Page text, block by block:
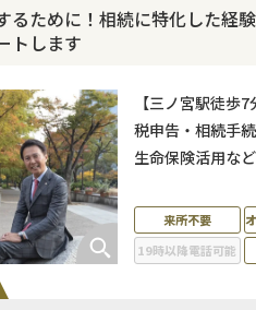
るために！相続に特化した経
トします
【三ノ宮駅徒歩
税申告・相続手
生命保険活用な
ポートも可能◆
意です。約40名
ます。相続・相
い。
来所不要
19時以降電話可能